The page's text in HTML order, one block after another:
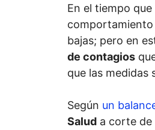
En el tiempo que
comportamiento
bajas; pero en
de contagios
que las medidas
Según un
Salud a corte de